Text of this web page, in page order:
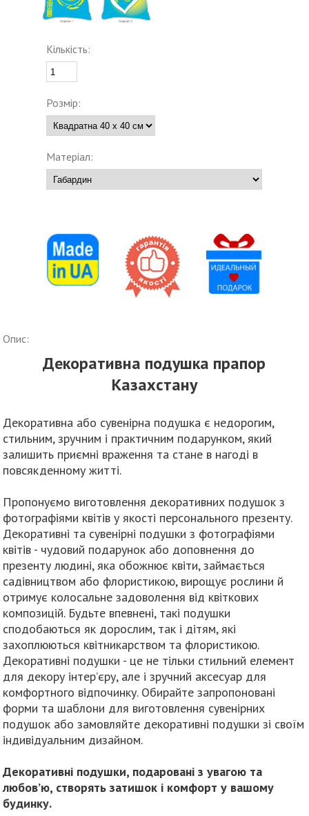
Кількість:
Розмір:
Матеріал:
Опис:
Декоративна подушка прапор
Казахстану
Декоративна або сувенірна подушка є недорогим,
стильним, зручним і практичним подарунком, який
залишить приємні враження та стане в нагоді в
повсякденному житті.
Пропонуємо виготовлення декоративних подушок з
фотографіями квітів у якості персонального презенту.
Декоративні та сувенірні подушки з фотографіями
квітів - чудовий подарунок або доповнення до
презенту людині, яка обожнює квіти, займається
садівництвом або флористикою, вирощує рослини й
отримує колосальне задоволення від квіткових
композицій. Будьте впевнені, такі подушки
сподобаються як дорослим, так і дітям, які
захоплюються квітникарством та флористикою.
Декоративні подушки - це не тільки стильний елемент
для декору інтер’єру, але і зручний аксесуар для
комфортного відпочинку. Обирайте запропоновані
форми та шаблони для виготовлення сувенірних
подушок або замовляйте декоративні подушки зі своїм
індивідуальним дизайном.
Декоративні подушки, подаровані з увагою та
любов’ю, створять затишок і комфорт у вашому
будинку.